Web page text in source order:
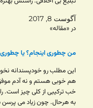
آگوست 8, 2017
در «مقاله»
من چطوری اینجام؟ یا
این مطلب رو خودپسندانه
هم خوبی هستم و نه آدم
خب ترکیبی از کلی چیز
به هرحال. چون زیاد می